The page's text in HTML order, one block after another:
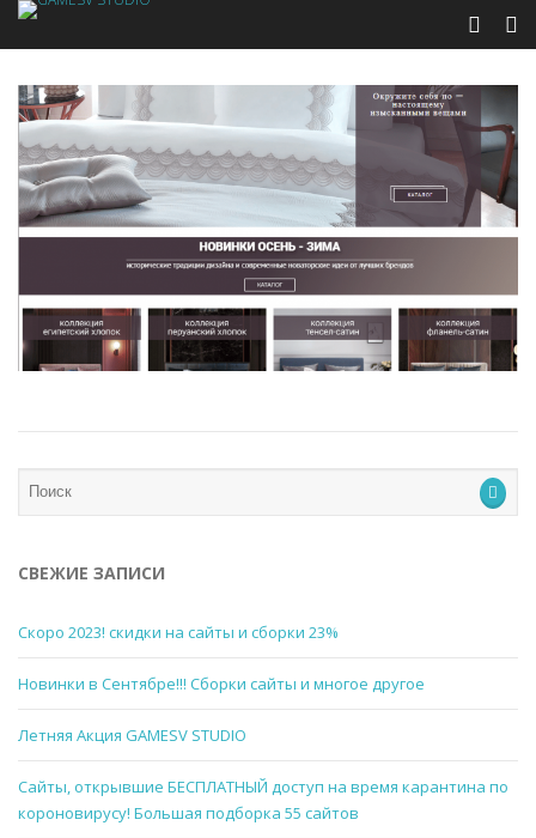
СВЕЖИЕ ЗАПИСИ
Скоро 2023! скидки на сайты и сборки 23%
Новинки в Сентябре!!! Сборки сайты и многое другое
Летняя Акция GAMESV STUDIO
Сайты, открывшие БЕСПЛАТНЫЙ доступ на время карантина по
короновирусу! Большая подборка 55 сайтов